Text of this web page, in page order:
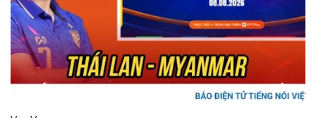
Doanh nghiệp
Công nghệ
Sành điệu